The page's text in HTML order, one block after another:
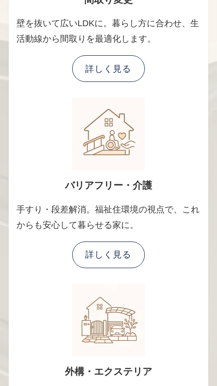
壁を抜いて広いLDKに。暮らし方に合わせ、生
活動線から間取りを最適化します。
詳しく見る
バリアフリー・介護
手すり・段差解消。福祉住環境の視点で、これ
からも安心して暮らせる家に。
詳しく見る
外構・エクステリア